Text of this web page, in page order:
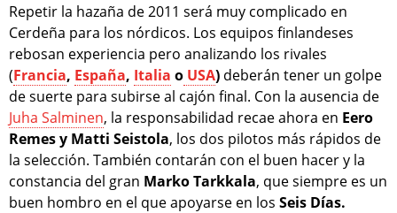
Repetir la hazaña de 2011 será muy complicado en
Cerdeña para los nórdicos. Los equipos finlandeses
rebosan experiencia pero analizando los rivales
(Francia, España, Italia o USA) deberán tener un golpe
de suerte para subirse al cajón final. Con la ausencia de
Juha Salminen, la responsabilidad recae ahora en Eero
Remes y Matti Seistola, los dos pilotos más rápidos de
la selección. También contarán con el buen hacer y la
constancia del gran Marko Tarkkala, que siempre es un
buen hombro en el que apoyarse en los Seis Días.